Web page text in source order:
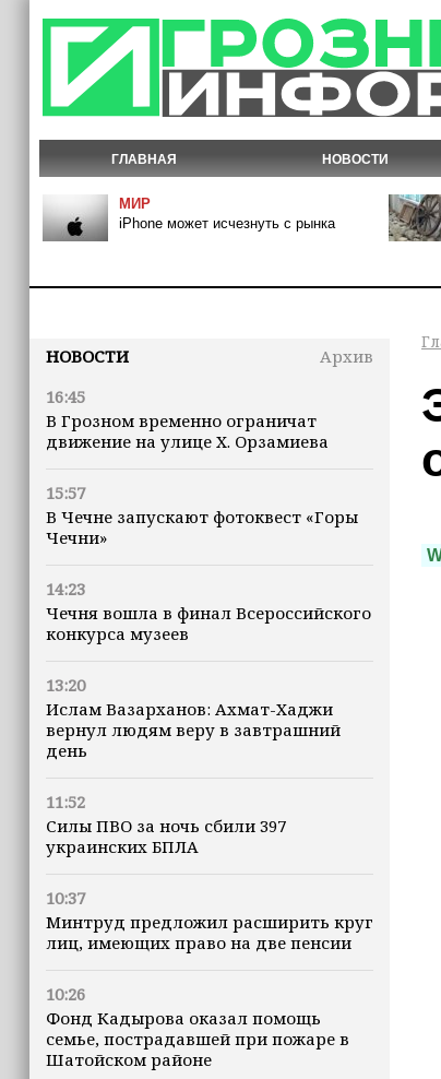
ГЛАВНАЯ НОВОСТИ
МИР
iPhone может исчезнуть с рынка
НОВОСТИ
Архив
16:45
В Грозном временно ограничат
движение на улице Х. Орзамиева
15:57
В Чечне запускают фотоквест «Горы
Чечни»
14:23
Чечня вошла в финал Всероссийского
конкурса музеев
13:20
Ислам Вазарханов: Ахмат-Хаджи
вернул людям веру в завтрашний
день
11:52
Силы ПВО за ночь сбили 397
украинских БПЛА
10:37
Минтруд предложил расширить круг
лиц, имеющих право на две пенсии
10:26
Фонд Кадырова оказал помощь
семье, пострадавшей при пожаре в
Шатойском районе